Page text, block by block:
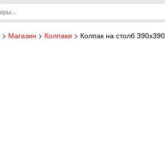
> Магазин > Колпаки > Колпак на столб